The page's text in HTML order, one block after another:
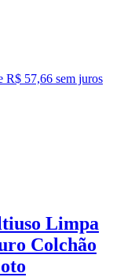
R$ 57,66 sem juros
Limpa
Colchão